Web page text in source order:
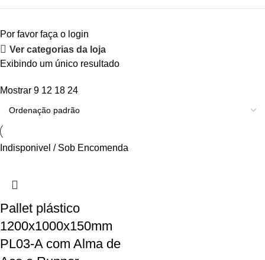
Por favor faça o login
Ver categorias da loja
Exibindo um único resultado
Mostrar 9 12 18 24
Indisponivel / Sob Encomenda
Pallet plástico
1200x1000x150mm
PL03-A com Alma de